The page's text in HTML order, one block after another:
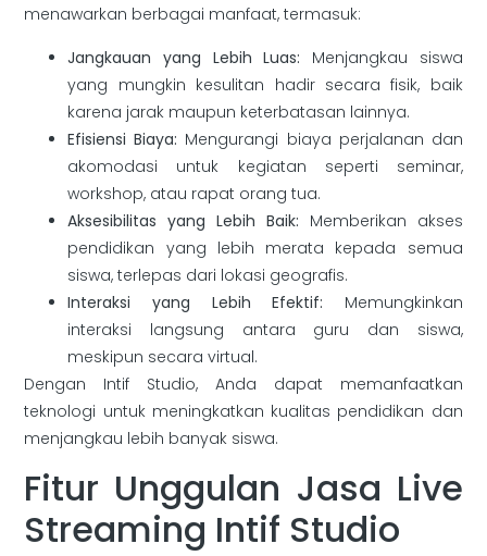
menawarkan berbagai manfaat, termasuk:
Jangkauan yang Lebih Luas: Menjangkau siswa
yang mungkin kesulitan hadir secara fisik, baik
karena jarak maupun keterbatasan lainnya.
Efisiensi Biaya: Mengurangi biaya perjalanan dan
akomodasi untuk kegiatan seperti seminar,
workshop, atau rapat orang tua.
Aksesibilitas yang Lebih Baik: Memberikan akses
pendidikan yang lebih merata kepada semua
siswa, terlepas dari lokasi geografis.
Interaksi yang Lebih Efektif: Memungkinkan
interaksi langsung antara guru dan siswa,
meskipun secara virtual.
Dengan Intif Studio, Anda dapat memanfaatkan
teknologi untuk meningkatkan kualitas pendidikan dan
menjangkau lebih banyak siswa.
Fitur Unggulan Jasa Live
Streaming Intif Studio